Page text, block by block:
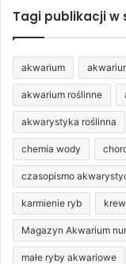
Tagi publikacji w
akwarium
akwarium roślinne
akwarystyka roślinna
chemia wody
czasopismo
karmienie ryb
Magazyn Akwarium
małe ryby akwariowe